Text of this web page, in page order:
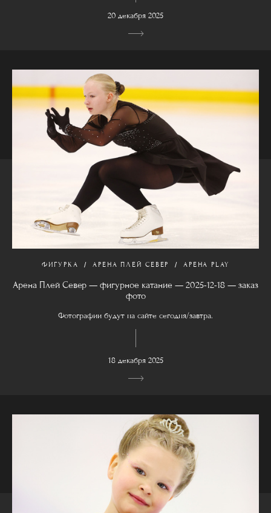
20 декабря 2025
ФИГУРКА АРЕНА ПЛЕЙ СЕВЕР АРЕНА PLAY
Арена Плей Север — фигурное катание — 2025-12-18 — заказ
фото
Фотографии будут на сайте сегодня/завтра.
18 декабря 2025